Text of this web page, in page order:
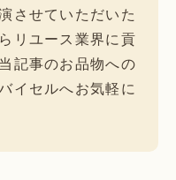
させていただいた
リユース業界に貢
記事のお品物への
イセルへお気軽に